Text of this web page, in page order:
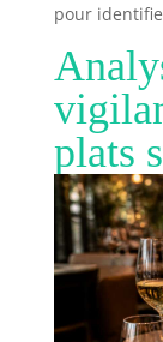
pour
plats